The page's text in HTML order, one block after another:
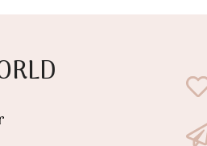
εξασφαλίζει μεγαλύτερη
άνεση κατά τη χρήση, ενώ η